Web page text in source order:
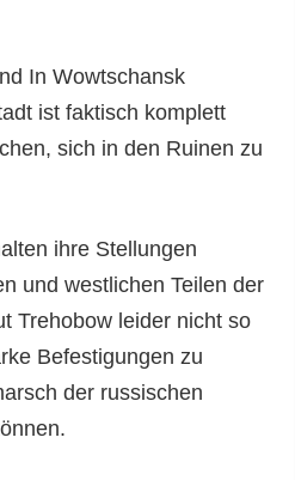
In Wowtschansk
ist faktisch komplett
sich in den Ruinen zu
ihre Stellungen
und westlichen Teilen der
Trehobow leider nicht so
Befestigungen zu
der russischen